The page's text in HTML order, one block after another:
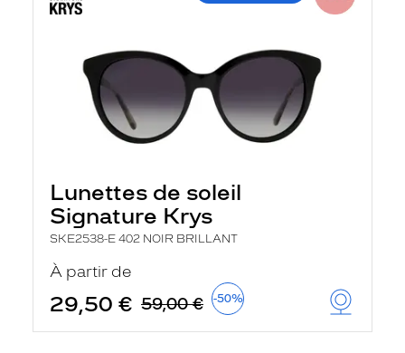
Lunettes de soleil
Signature Krys
SKE2538-E 402 NOIR BRILLANT
À partir de
29,50 € 59,00 € -50%